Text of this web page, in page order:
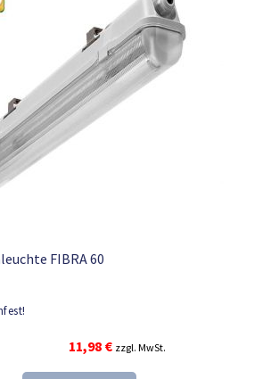
FIBRA 60
Ursprünglicher
Preis
11,98 €Aktueller
Preis
zzgl. MwSt.